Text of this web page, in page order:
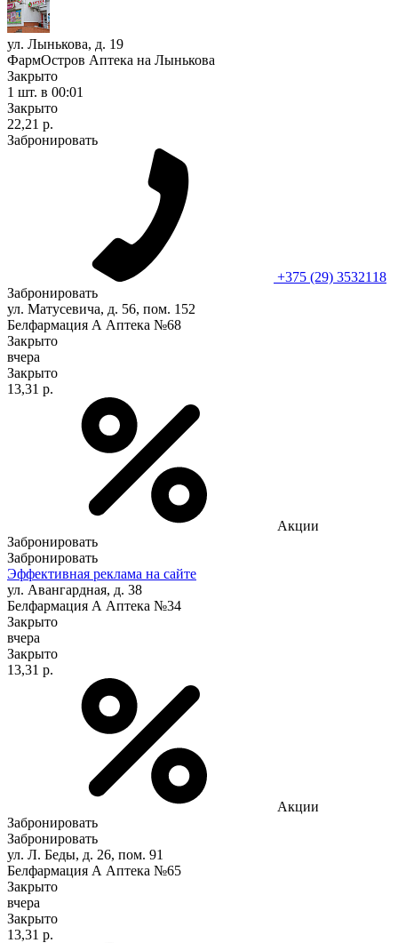
ул. Лынькова, д. 19
ФармОстров Аптека на Лынькова
Закрыто
1 шт. в 00:01
Закрыто
22,21 р.
Забронировать
+375 (29) 3532118
Забронировать
ул. Матусевича, д. 56, пом. 152
Белфармация А Аптека №68
Закрыто
вчера
Закрыто
13,31 р.
Акции
Забронировать
Забронировать
Эффективная реклама на сайте
ул. Авангардная, д. 38
Белфармация А Аптека №34
Закрыто
вчера
Закрыто
13,31 р.
Акции
Забронировать
Забронировать
ул. Л. Беды, д. 26, пом. 91
Белфармация А Аптека №65
Закрыто
вчера
Закрыто
13,31 р.